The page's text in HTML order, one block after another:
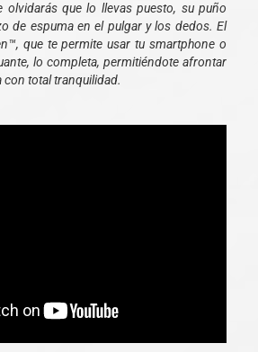
olvidarás que lo llevas puesto, su puño
de espuma en el pulgar y los dedos. El
que te permite usar tu smartphone o
lo completa, permitiéndote afrontar
con total tranquilidad.